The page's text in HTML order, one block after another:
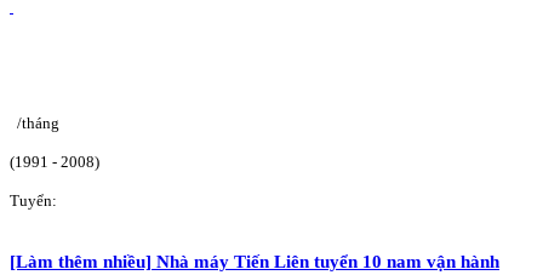
/tháng
(1991 - 2008)
Tuyển:
[Làm thêm nhiều] Nhà máy Tiến Liên tuyển 10 nam vận hành